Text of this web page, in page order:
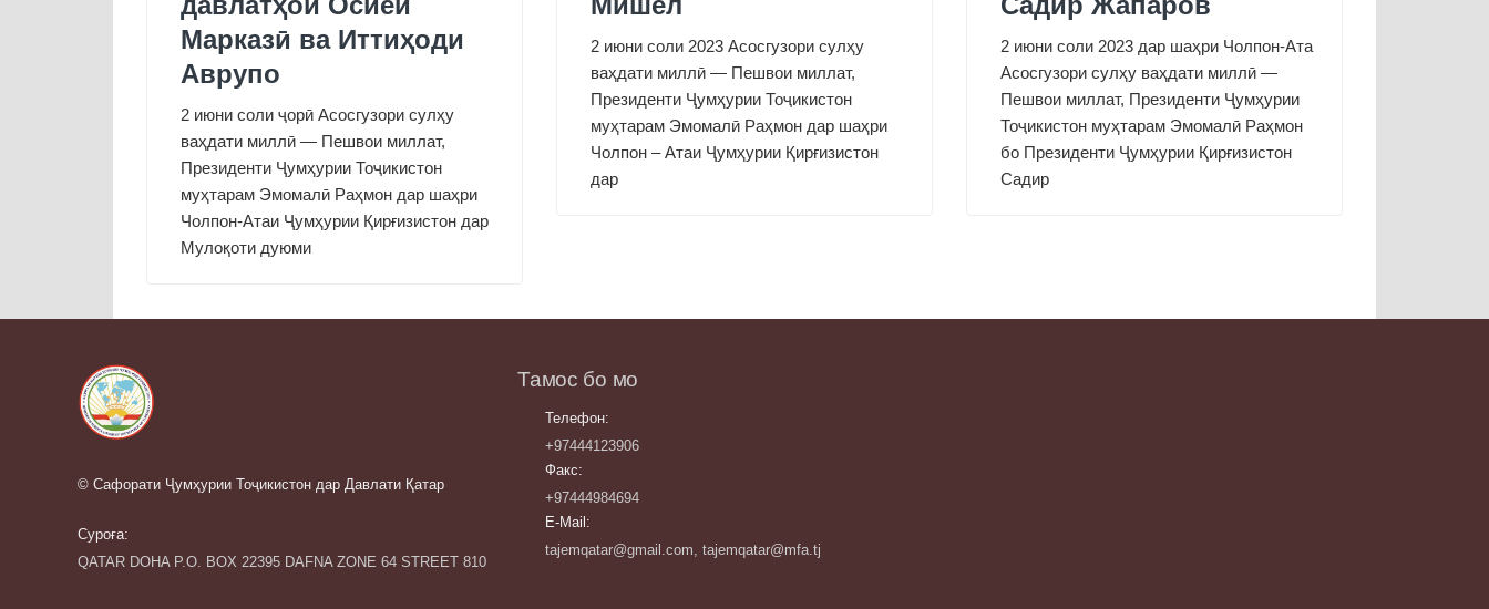
Марказӣ ва Иттиҳоди
Аврупо
2 июни соли ҷорӣ Асосгузори сулҳу
ваҳдати миллӣ — Пешвои миллат,
Президенти Ҷумҳурии Тоҷикистон
муҳтарам Эмомалӣ Раҳмон дар шаҳри
Чолпон-Атаи Ҷумҳурии Қирғизистон дар
Мулоқоти дуюми
2 июни соли 2023 Асосгузори сулҳу
ваҳдати миллӣ — Пешвои миллат,
Президенти Ҷумҳурии Тоҷикистон
муҳтарам Эмомалӣ Раҳмон дар шаҳри
Чолпон – Атаи Ҷумҳурии Қирғизистон
дар
2 июни соли 2023 дар шаҳри Чолпон-Ата
Асосгузори сулҳу ваҳдати миллӣ —
Пешвои миллат, Президенти Ҷумҳурии
Тоҷикистон муҳтарам Эмомалӣ Раҳмон
бо Президенти Ҷумҳурии Қирғизистон
Садир
© Сафорати Ҷумҳурии Тоҷикистон дар Давлати Қатар
Суроға:
QATAR DOHA P.O. BOX 22395 DAFNA ZONE 64 STREET 810
Тамос бо мо
Телефон:
+97444123906
Факс:
+97444984694
E-Mail:
tajemqatar@gmail.com, tajemqatar@mfa.tj